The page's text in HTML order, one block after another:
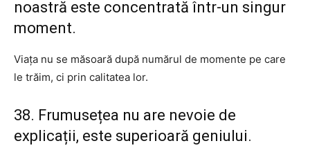
noastră este concentrată într-un singur
moment.
Viața nu se măsoară după numărul de momente pe care
le trăim, ci prin calitatea lor.
38. Frumusețea nu are nevoie de
explicații, este superioară geniului.